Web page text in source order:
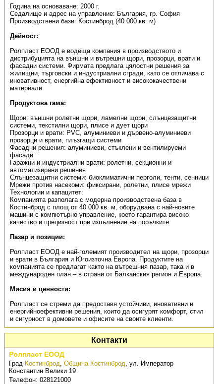
Година на основаване: 2000 г.
Седалище и адрес на управление: България, гр. София
Производствени бази: Костинброд (40 000 кв. м)
Дейност:
Ролпласт ЕООД е водеща компания в производството и
дистрибуцията на външни и вътрешни щори, прозорци, врати и
фасадни системи. Фирмата предлага цялостни решения за
жилищни, търговски и индустриални сгради, като се отличава с
иновативност, енергийна ефективност и висококачествени
материали.
Продуктова гама:
Щори: външни ролетни щори, ламелни щори, слънцезащитни
системи, текстилни щори, плисе и дует щори
Прозорци и врати: PVC, алуминиеви и дървено-алуминиеви
прозорци и врати, плъзгащи системи
Фасадни решения: алуминиеви, стъклени и вентилируеми
фасади
Гаражни и индустриални врати: ролетни, секционни и
автоматизирани решения
Слънцезащитни системи: биоклиматични перголи, тенти, сенници
Мрежи против насекоми: фиксирани, ролетни, плисе мрежи
Технологии и капацитет:
Компанията разполага с модерна производствена база в
Костинброд с площ от 40 000 кв. м, оборудвана с най-новите
машини с компютърно управление, което гарантира високо
качество и прецизност при изпълнение на поръчките.
Пазар и позиции:
Ролпласт ЕООД е най-големият производител на щори, прозорци
и врати в България и Югоизточна Европа. Продуктите на
компанията се предлагат както на вътрешния пазар, така и в
международен план – в страни от Балканския регион и Европа.
Мисия и ценности:
Ролпласт се стреми да предоставя устойчиви, иновативни и
енергийноефективни решения, които да осигурят комфорт, стил
и сигурност в домовете и офисите на своите клиенти.
Контакти
Ролпласт ЕООД
Град Костинброд ,Община Костинброд ,ул. Император
Константин Велики 19
Телефон:028121000